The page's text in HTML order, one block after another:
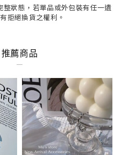
狀態，若單品或外包裝有任一遺
拒絕換貨之權利。
推薦商品